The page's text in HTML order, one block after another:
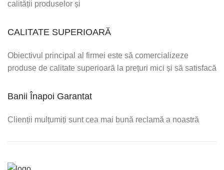
calității produselor și
CALITATE SUPERIOARĂ
Obiectivul principal al firmei este să comercializeze
produse de calitate superioară la prețuri mici și să satisfacă
Banii Înapoi Garantat
Clienții mulțumiți sunt cea mai bună reclamă a noastră